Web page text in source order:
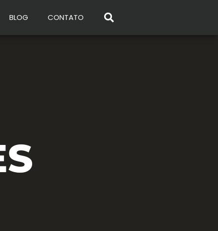
BLOG CONTATO